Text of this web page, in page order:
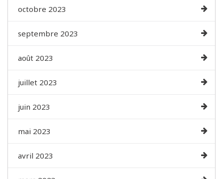
octobre 2023
septembre 2023
août 2023
juillet 2023
juin 2023
mai 2023
avril 2023